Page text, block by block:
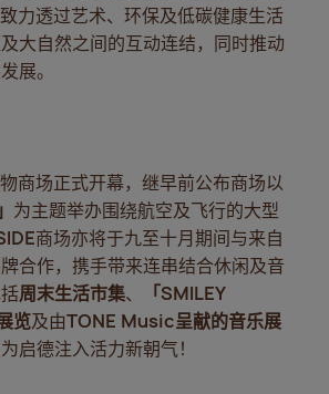
力透过艺术、环保及低碳健康生活
大自然之间的互动连结，同时推动
展。
商场正式开幕，继早前公布商场以
」 为主题举办围绕航空及飞行的大型
商场亦将于九至十月期间与来自
合作，携手带来连串结合休闲及音
周末生活市集、 「SMILEY
览及由TONE Music呈献的音乐展
启德注入活力新朝气！